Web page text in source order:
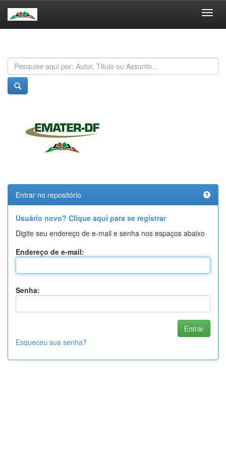
Entrar no repositório
Usuário novo? Clique aqui para se registrar
Digite seu endereço de e-mail e senha nos espaços abaixo
Endereço de e-mail:
Senha:
Esqueceu sua senha?